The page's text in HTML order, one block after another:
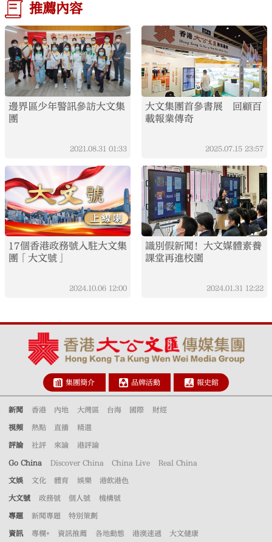
推薦內容
邊界區少年警訊參訪大文集
團
2021.08.31 01:33
大文集團首參書展 回顧百
載報業傳奇
2025.07.15 23:57
17個香港政務號入駐大文集
團「大文號」
2024.10.06 12:00
識別假新聞！大文媒體素養
課堂再進校園
2024.01.31 12:22
集團簡介 品牌活動 報史館
新聞 香港 內地 大灣區 台海 國際 財經
視頻 熱點 直播 精選
評論 社評 來論 港評論
Go China Discover China China Live Real China
文娛 文化 體育 娛樂 港飲港色
大文號 政務號 個人號 機構號
專題 新聞專題 特別策劃
資訊 專欄+ 資訊推薦 各地動態 港澳速遞 大文健康